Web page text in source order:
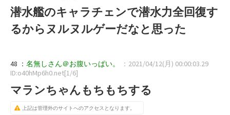
潜水艦のキャラチェンで潜水力全回復す
るからヌルヌルゲーだなと思った
48 ： 名無しさん＠お腹いっぱい。
：2021/04/12(月) 00:00:03.29
ID:o40hMp6h0.net[1/6]
マランちゃんもちもちする
上記は管理外のサイトへのアクセスとなります。